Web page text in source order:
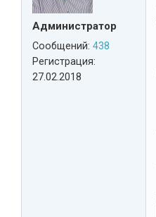
Администратор
Сообщений: 438
Регистрация:
27.02.2018